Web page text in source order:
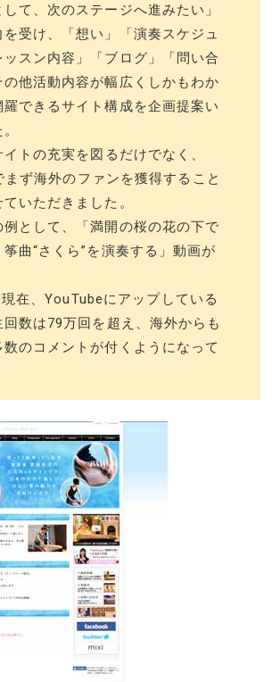
して、次のステージへ進みたい」
を受け、「想い」「演奏スケジュ
ッスン内容」「ブログ」「問い合
他活動内容が幅広くしかもわか
羅できるサイト構成を企画提案い
イトの充実を図るだけでなく、
まず海外のファンを獲得すること
いただきました。
例として、「満開の桜の花の下で
曲“さくら”を演奏する」動画が
在、YouTubeにアップしている
数は79万回を超え、海外からも
のコメントが付くようになって